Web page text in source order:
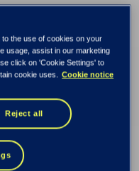
to the use of cookies on your
usage, assist in our marketing
click on 'Cookie Settings' to
cookie uses. Cookie notice
Reject all